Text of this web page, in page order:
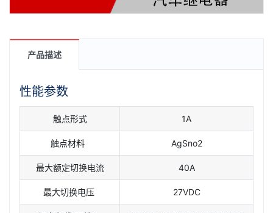
产品描述
性能参数
触点形式 1A
触点材料 AgSno2
最大额定切换电流 40A
最大切换电压 27VDC